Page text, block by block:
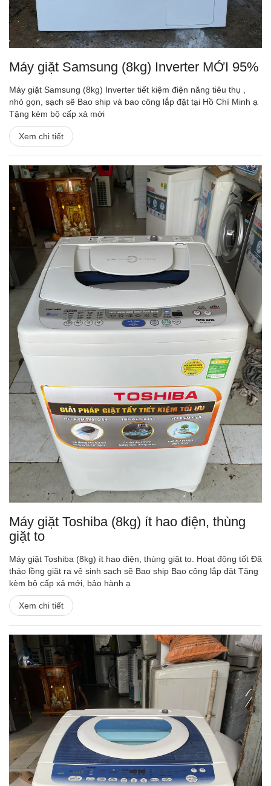
Máy giặt Samsung (8kg) Inverter MỚI 95%
Máy giặt Samsung (8kg) Inverter tiết kiệm điện năng tiêu thụ ,
nhỏ gọn, sạch sẽ Bao ship và bao công lắp đặt tại Hồ Chí Minh ạ
Tặng kèm bộ cấp xả mới
Xem chi tiết
Máy giặt Toshiba (8kg) ít hao điện, thùng
giặt to
Máy giặt Toshiba (8kg) ít hao điện, thùng giặt to. Hoạt động tốt Đã
tháo lồng giặt ra vệ sinh sạch sẽ Bao ship Bao công lắp đặt Tặng
kèm bộ cấp xả mới, bảo hành ạ
Xem chi tiết